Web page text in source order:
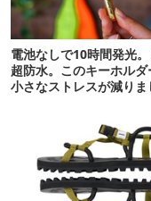
電池なしで10時間発光
超防水。このキーホルダ
小さなストレスが減りま